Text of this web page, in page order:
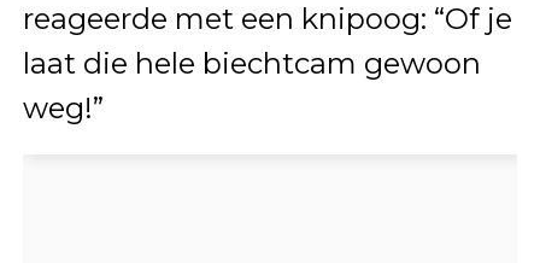
reageerde met een knipoog: “Of je
laat die hele biechtcam gewoon
weg!”